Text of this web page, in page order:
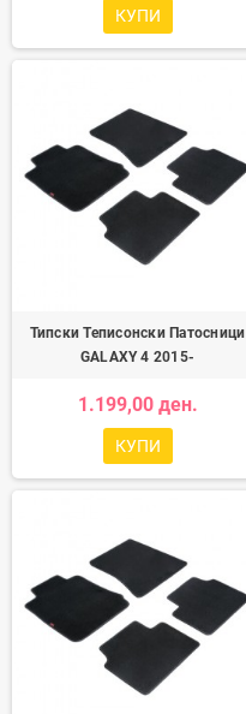
КУПИ
Типски Теписонски Патосници
GALAXY 4 2015-
1.199,00 ден.
КУПИ